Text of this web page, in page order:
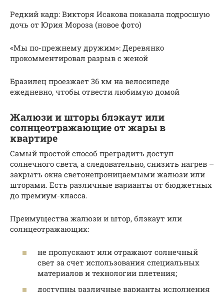
Редкий кадр: Викторя Исакова показала подросшую
дочь от Юрия Мороза (новое фото)
«Мы по-прежнему дружим»: Деревянко
прокомментировал разрыв с женой
Бразилец проезжает 36 км на велосипеде
ежедневно, чтобы отвести любимую домой
Жалюзи и шторы блэкаут или
солнцеотражающие от жары в
квартире
Самый простой способ преградить доступ
солнечного света, а следовательно, снизить нагрев –
закрыть окна светонепроницаемыми жалюзи или
шторами. Есть различные варианты от бюджетных
до премиум-класса.
Преимущества жалюзи и штор, блэкаут или
солнцеотражающих:
не пропускают или отражают солнечный
свет за счет использования специальных
материалов и технологии плетения;
доступны различные варианты исполнения